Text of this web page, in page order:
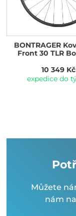
BONTRAGER
Front 30 TLR
10 349 Kč
expedice do
Můžete
nám